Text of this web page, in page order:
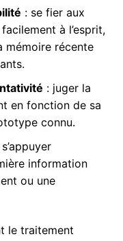
: se fier aux
à l’esprit,
mémoire récente
: juger la
en fonction de sa
connu.
s’appuyer
information
ou une
le traitement